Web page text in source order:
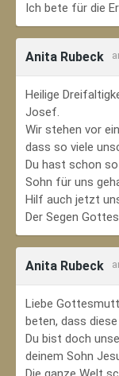
Ich bete für die
Anita Rubeck
Heilige
Josef.
Wir stehen vor
dass so viele
Du hast schon
Sohn für uns
Hilf auch jetzt
Der Segen
Anita Rubeck
Liebe
beten, dass
Du bist doch
deinem Sohn